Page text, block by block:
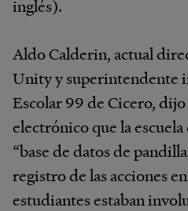
inglés).
Aldo Calderin, actual
Unity y superintendente
Escolar 99 de Cicero,
electrónico que la
“base de datos de
registro de las acciones
estudiantes estaban